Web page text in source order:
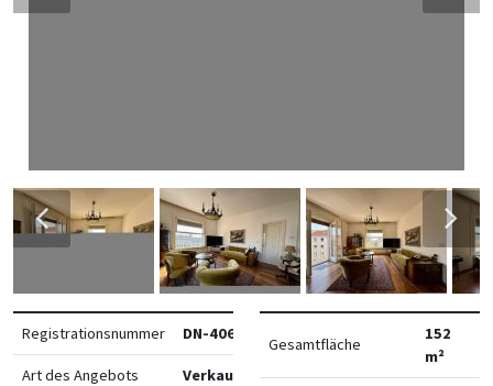
Registrationsnummer DN-40696
Art des Angebots Verkauf
Gesamtfläche
152
m²